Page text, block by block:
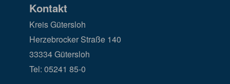
Kontakt
Kreis Gütersloh
Herzebrocker Straße 140
33334 Gütersloh
Tel: 05241 85-0